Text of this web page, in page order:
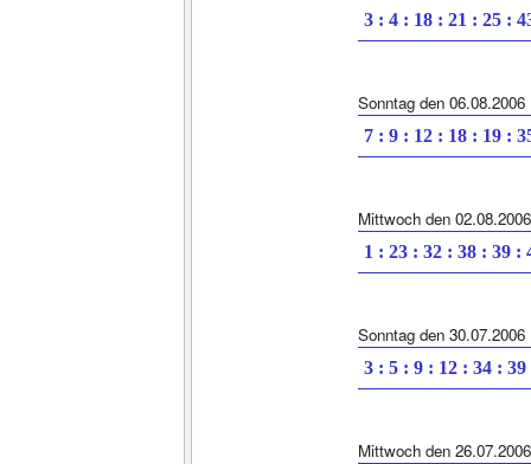
3 : 4 : 18 : 21 : 25 :
Sonntag den 06.08.2006
7 : 9 : 12 : 18 : 19 :
Mittwoch den 02.08.2006
1 : 23 : 32 : 38 : 39 :
Sonntag den 30.07.2006
3 : 5 : 9 : 12 : 34 : 39
Mittwoch den 26.07.2006